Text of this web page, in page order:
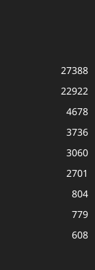
27388
22922
4678
3736
3060
2701
804
779
608